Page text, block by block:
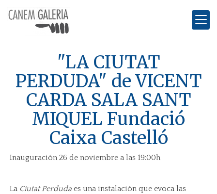
"LA CIUTAT
PERDUDA" de VICENT
CARDA SALA SANT
MIQUEL Fundació
Caixa Castelló
Inauguración 26 de noviembre a las 19:00h
La Ciutat Perduda es una instalación que evoca las